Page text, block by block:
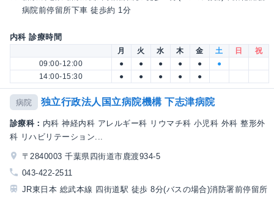
病院前停留所下車 徒歩約 1分
内科 診療時間
月 火 水 木 金 土 日
祝
09:00-12:00
● ● ● ● ●
●
14:00-15:30
● ● ● ● ●
病院 独立行政法人国立病院機構 下志津病院
診療科： 内科 神経内科 アレルギー科 リウマチ科 小児科 外科 整形外
科 リハビリテーション...
〒2840003 千葉県四街道市鹿渡934-5
043-422-2511
JR東日本 総武本線 四街道駅 徒歩 8分(バスの場合)消防署前停留所